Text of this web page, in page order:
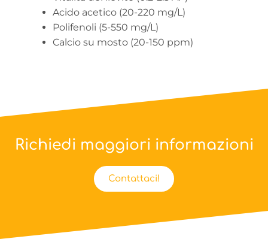
Acido acetico (20-220 mg/L)
Polifenoli (5-550 mg/L)
Calcio su mosto (20-150 ppm)
Richiedi maggiori informazioni
Contattaci!